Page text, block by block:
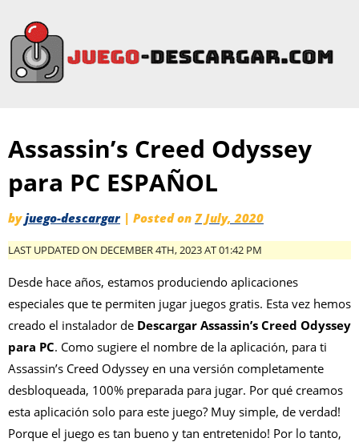
Assassin’s Creed Odyssey
para PC ESPAÑOL
byjuego-descargar | Posted on 7 July, 2020
LAST UPDATED ON DECEMBER 4TH, 2023 AT 01:42 PM
Desde hace años, estamos produciendo aplicaciones
especiales que te permiten jugar juegos gratis. Esta vez hemos
creado el instalador de Descargar Assassin’s Creed Odyssey
para PC. Como sugiere el nombre de la aplicación, para ti
Assassin’s Creed Odyssey en una versión completamente
desbloqueada, 100% preparada para jugar. Por qué creamos
esta aplicación solo para este juego? Muy simple, de verdad!
Porque el juego es tan bueno y tan entretenido! Por lo tanto,